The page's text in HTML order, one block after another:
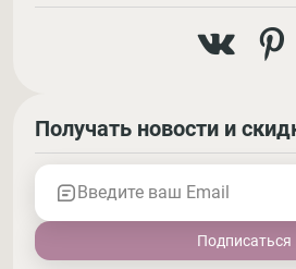
Получать новости и
Введите ваш Email